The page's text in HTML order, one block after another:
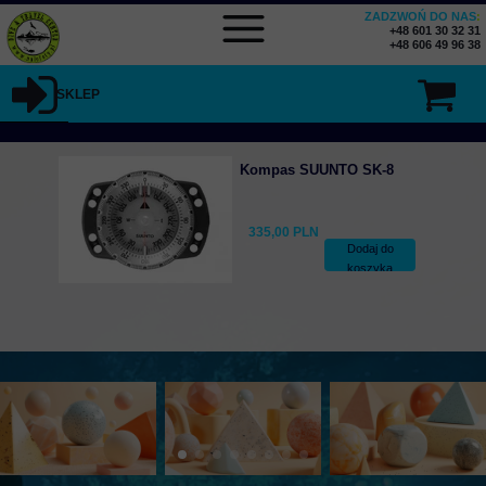
SKLEP
ZADZWOŃ DO NAS:
+48 601 30 32 31
+48 606 49 96 38
Dodaj do
koszyka
Kompas SUUNTO SK-8
335,00 PLN